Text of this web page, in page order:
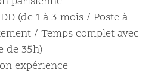
(de 1 à 3 mois / Poste à
/ Temps complet avec
de 35h)
expérience